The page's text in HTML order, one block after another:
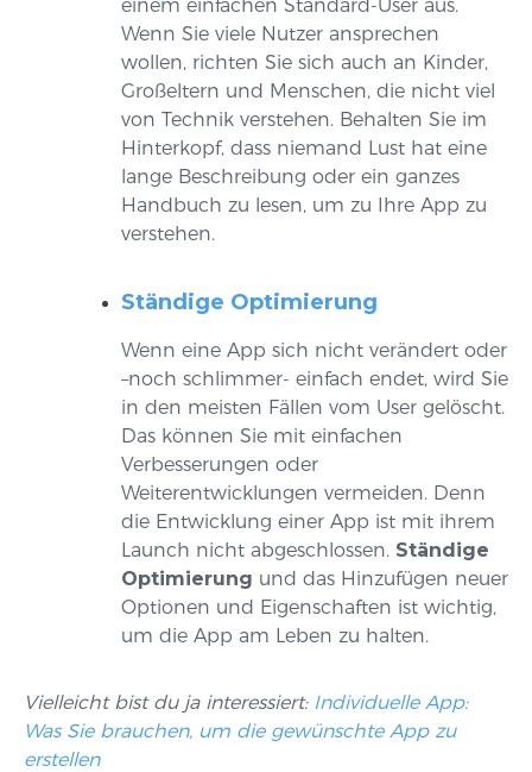
einem einfachen Standard-User aus.
Wenn Sie viele Nutzer ansprechen
wollen, richten Sie sich auch an Kinder,
Großeltern und Menschen, die nicht viel
von Technik verstehen. Behalten Sie im
Hinterkopf, dass niemand Lust hat eine
lange Beschreibung oder ein ganzes
Handbuch zu lesen, um zu Ihre App zu
verstehen.
Ständige Optimierung
Wenn eine App sich nicht verändert oder
–noch schlimmer- einfach endet, wird Sie
in den meisten Fällen vom User gelöscht.
Das können Sie mit einfachen
Verbesserungen oder
Weiterentwicklungen vermeiden. Denn
die Entwicklung einer App ist mit ihrem
Launch nicht abgeschlossen. Ständige
Optimierung und das Hinzufügen neuer
Optionen und Eigenschaften ist wichtig,
um die App am Leben zu halten.
Vielleicht bist du ja interessiert: Individuelle App:
Was Sie brauchen, um die gewünschte App zu
erstellen